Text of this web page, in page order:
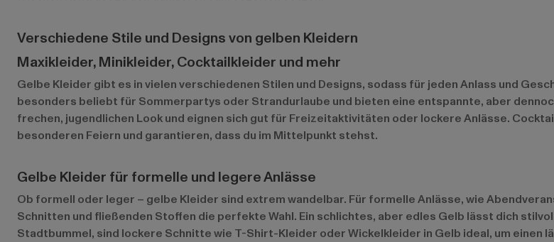
Verschiedene Stile und Designs von gelben Kleidern
Maxikleider, Minikleider, Cocktailkleider und mehr
Gelbe Kleider gibt es in vielen verschiedenen Stilen und Designs, sodass für jeden Anlass und
besonders beliebt für Sommerpartys oder Strandurlaube und bieten eine entspannte, aber
frechen, jugendlichen Look und eignen sich gut für Freizeitaktivitäten oder lockere Anlässe.
besonderen Feiern und garantieren, dass du im Mittelpunkt stehst.
Gelbe Kleider für formelle und legere Anlässe
Ob formell oder leger – gelbe Kleider sind extrem wandelbar. Für formelle Anlässe, wie
Schnitten und fließenden Stoffen die perfekte Wahl. Ein schlichtes, aber edles Gelb lässt dich
Stadtbummel, sind lockere Schnitte wie T-Shirt-Kleider oder Wickelkleider in Gelb ideal, um einen